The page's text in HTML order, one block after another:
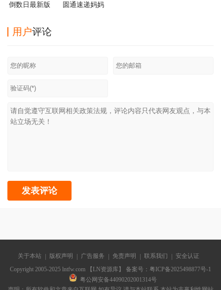
倒数日最新版
圆通速递妈妈
用户评论
关于本站 版权声明 广告服务 免责声明 联系我们
安全认证
Copyright 2005-2025 lntfw.com 【LN资源库】 备案号： 粤ICP备2025498877号-1
粤公网安备44090202001314号